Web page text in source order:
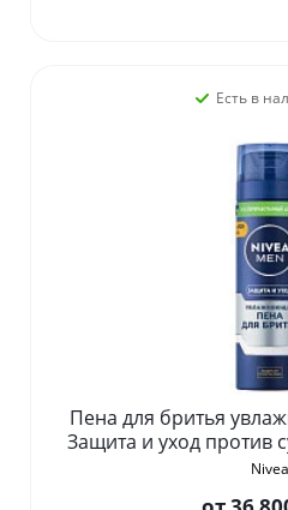
Есть в
Пена для бритья
Защита и уход против
Nivea